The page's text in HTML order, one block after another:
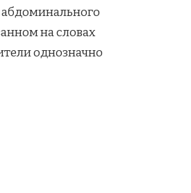
на словах
однозначно